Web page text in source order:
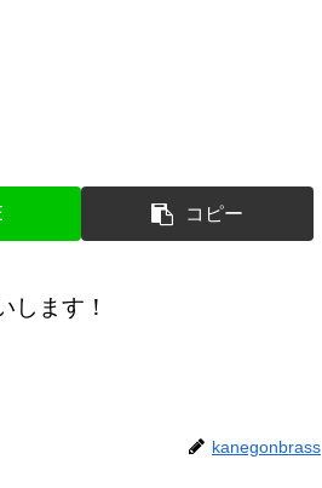
コピー
します！
kanegonbrass